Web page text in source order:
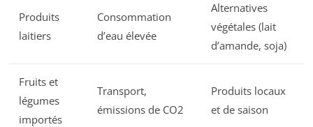
Produits
laitiers
Consommation
d’eau élevée
Alternatives
végétales (lait
d’amande, soja)
Fruits et
légumes
importés
Transport,
émissions de CO2
Produits locaux
et de saison